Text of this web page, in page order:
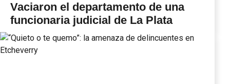
Vaciaron el departamento de una
funcionaria judicial de La Plata